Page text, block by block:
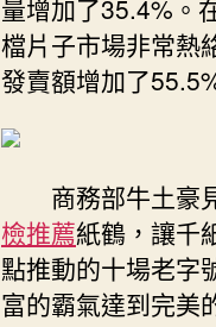
量增加了35.4%。
檔片子市場非常熱
發賣額增加了
商務部牛土豪
檢推薦紙鶴，讓千
點推動的十場老字
富的霸氣達到完美